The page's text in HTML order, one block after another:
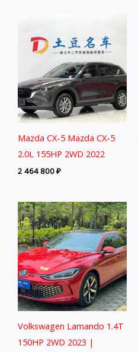
Mazda CX-5 Mazda CX-5
2.0L 155HP 2WD 2022
2 464 800₽
Volkswagen Lamando 1.4T
150HP 2WD 2023 |